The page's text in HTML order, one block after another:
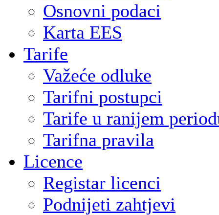
Osnovni podaci
Karta EES
Tarife
Važeće odluke
Tarifni postupci
Tarife u ranijem
Tarifna pravila
Licence
Registar licenci
Podnijeti zahtjevi